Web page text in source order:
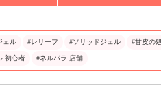
ェル #レリーフ #ソリッドジェル #甘皮の
初心者 #ネルパラ 店舗